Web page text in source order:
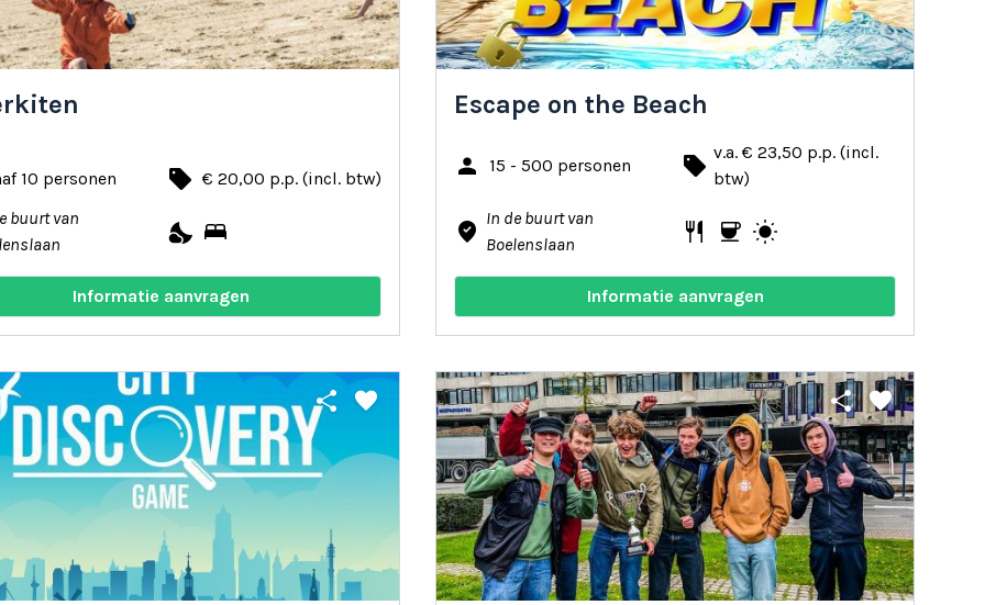
10 personen local_offer € 20,00 p.p. (incl. btw)
buurt van
nights_stay bed
Informatie aanvragen
Escape on the Beach
person
15 - 500 personen local_offer v.a. € 23,50 p.p. (incl.
btw)
where_to_vote In de buurt van
Boelenslaan
restaurant coffee wb_sunny
Informatie aanvragen
share favorite share favorite